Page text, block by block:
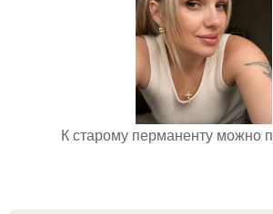
К старому перманенту можно